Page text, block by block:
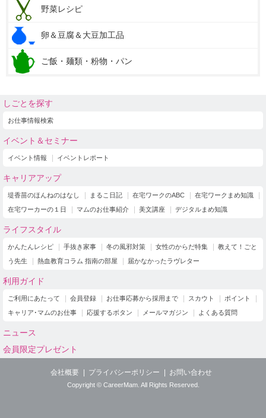
野菜レシピ
卵＆豆腐＆大豆加工品
ご飯・麺類・粉物・パン
しごとを探す
お仕事情報検索
イベント＆セミナー
イベント情報 イベントレポート
キャリアアップ
堤香苗のほんねのはなし まるこ日記 在宅ワークのABC
在宅ワークまめ知識
在宅ワーカーの１日
マムのお仕事紹介 美文講座 デジタルまめ知識
ライフスタイル
かんたんレシピ 手抜き家事 冬の風邪対策 女性のからだ特集
教えて！ごと
う先生
熱血教育コラム 指南の部屋 届かなかったラヴレター
利用ガイド
ご利用にあたって 会員登録 お仕事応募から採用まで スカウト
ポイント
キャリア･マムのお仕事
応援するボタン メールマガジン よくある質問
ニュース
会員限定プレゼント
会社概要 プライバシーポリシー お問い合わせ
Copyright © CareerMam. All Rights Reserved.